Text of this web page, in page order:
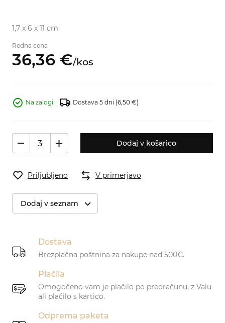
1,7 x 6 x 11 cm
Redna cena
36,36 €/kos
Na zalogi Dostava 5 dni (6,50 €)
Dodaj v košarico
Priljubljeno V primerjavo
Dodaj v seznam
Dostava
Brezplačna poštnina za nakupe nad 500€.
Plačila
Omogočeno vam je plačilo po predračunu, z Valu
ali plačilo s kartico.
Odprema paketa